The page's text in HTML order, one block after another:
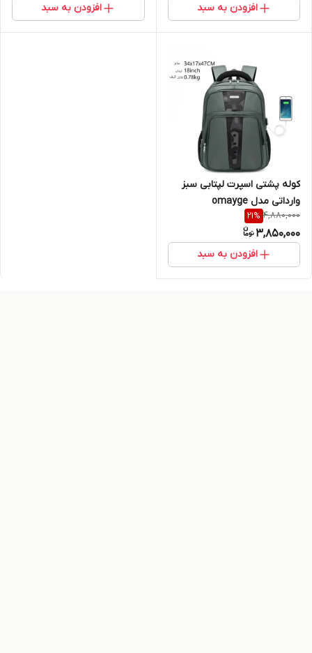
افزودن به سبد افزودن به سبد
کوله پشتی اسپرت لپتابی سبز
وارداتی مدل omayge
4,880,000
21%
3,850,000
افزودن به سبد